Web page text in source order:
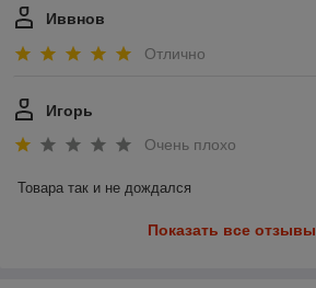
Иввнов
Отлично
Игорь
Очень плохо
Товара так и не дождался
Показать все отзывы